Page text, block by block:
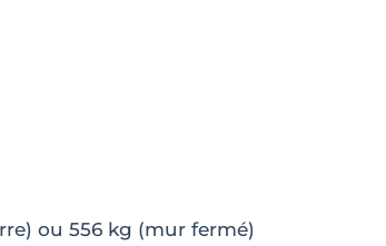
ou 556 kg (mur fermé)